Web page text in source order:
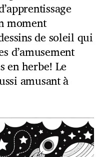
moment
de soleil qui
d’amusement
en herbe! Le
amusant à